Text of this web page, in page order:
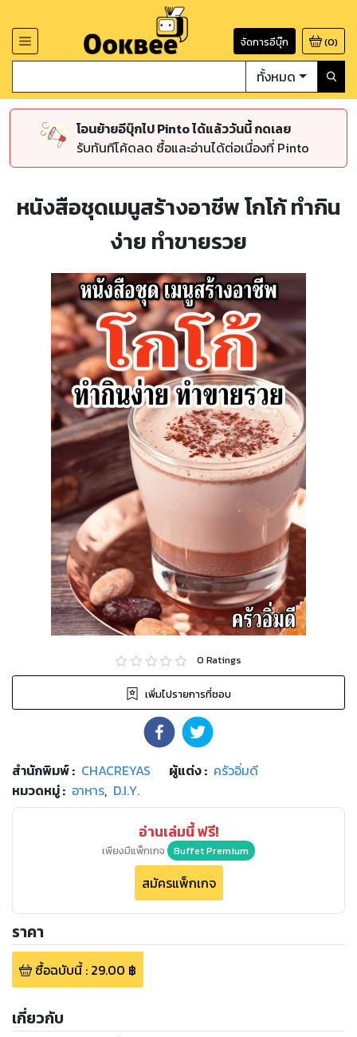
จัดการอีบุ๊ก (0)
ทั้งหมด
โอนย้ายอีบุ๊กไป Pinto ได้แล้ววันนี้ กดเลย
รับทันทีโค้ดลด ซื้อและอ่านได้ต่อเนื่องที่ Pinto
หนังสือชุดเมนูสร้างอาชีพ โกโก้ ทำกิน
ง่าย ทำขายรวย
0 Ratings
เพิ่มไปรายการที่ชอบ
สำนักพิมพ์: CHACREYAS ผู้แต่ง : ครัวอิ่มดี
หมวดหมู่: อาหาร, D.I.Y.
อ่านเล่มนี้ ฟรี!
เพียงมีแพ็กเกจ Buffet Premium
สมัครแพ็กเกจ
ราคา
ซื้อฉบับนี้: 29.00 ฿
เกี่ยวกับ